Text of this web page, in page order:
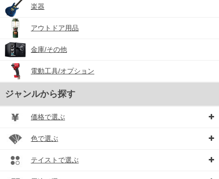
楽器
アウトドア用品
金庫/その他
電動工具/オプション
ジャンルから探す
価格で選ぶ
色で選ぶ
テイストで選ぶ